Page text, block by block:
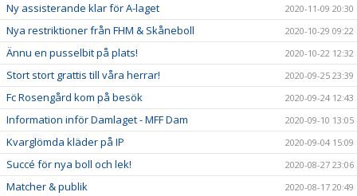
Ny assisterande klar för A-laget 2020-11-09 20:30
Nya restriktioner från FHM & Skåneboll 2020-10-29 09:22
Ännu en pusselbit på plats! 2020-10-22 12:32
Stort stort grattis till våra herrar! 2020-09-25 23:39
Fc Rosengård kom på besök 2020-09-24 12:43
Information inför Damlaget - MFF Dam 2020-09-10 13:05
Kvarglömda kläder på IP 2020-09-04 15:09
Succé för nya boll och lek! 2020-08-27 23:06
Matcher & publik 2020-08-17 20:49